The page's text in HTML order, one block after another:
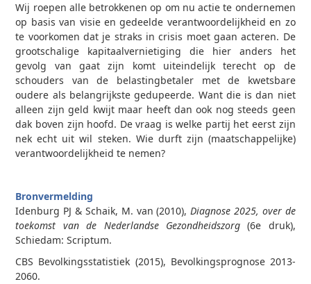
Wij roepen alle betrokkenen op om nu actie te ondernemen
op basis van visie en gedeelde verantwoordelijkheid en zo
te voorkomen dat je straks in crisis moet gaan acteren. De
grootschalige kapitaalvernietiging die hier anders het
gevolg van gaat zijn komt uiteindelijk terecht op de
schouders van de belastingbetaler met de kwetsbare
oudere als belangrijkste gedupeerde. Want die is dan niet
alleen zijn geld kwijt maar heeft dan ook nog steeds geen
dak boven zijn hoofd. De vraag is welke partij het eerst zijn
nek echt uit wil steken. Wie durft zijn (maatschappelijke)
verantwoordelijkheid te nemen?
Bronvermelding
Idenburg PJ & Schaik, M. van (2010),Diagnose 2025, over de
toekomst van de Nederlandse Gezondheidszorg(6e druk),
Schiedam: Scriptum.
CBS Bevolkingsstatistiek (2015), Bevolkingsprognose 2013­
2060.